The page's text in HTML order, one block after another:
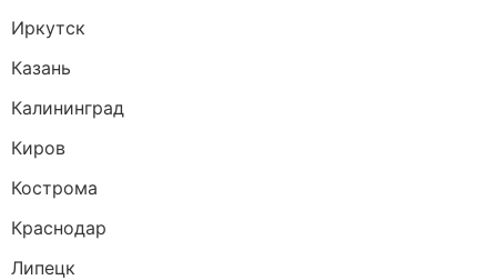
Иркутск
Казань
Калининград
Киров
Кострома
Краснодар
Липецк